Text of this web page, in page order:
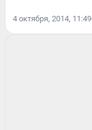
4 октября, 2014, 11:49